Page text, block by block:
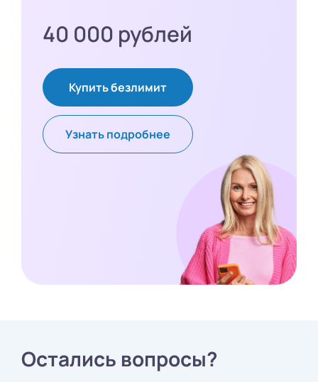
40 000 рублей
Купить безлимит
Узнать подробнее
Остались вопросы?